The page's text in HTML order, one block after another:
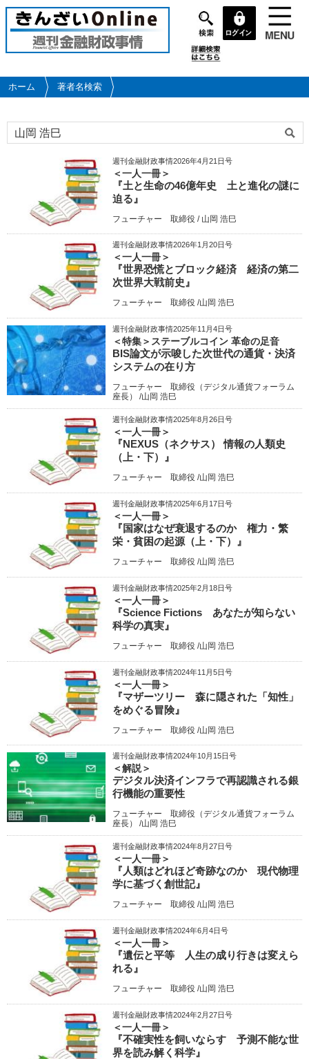
メ
イ
コ
ン
移
動
ホーム 著者名検索
週刊金融財政事情2026年4月21日号
＜一人一冊＞
『土と生命の46億年史 土と進化の謎に
迫る』
フューチャー 取締役 / 山岡 浩巳
週刊金融財政事情2026年1月20日号
＜一人一冊＞
『世界恐慌とブロック経済 経済の第二
次世界大戦前史』
フューチャー 取締役 /山岡 浩巳
週刊金融財政事情2025年11月4日号
＜特集＞ステーブルコイン 革命の足音
BIS論文が示唆した次世代の通貨・決済
システムの在り方
フューチャー 取締役（デジタル通貨フォーラム
座長） /山岡 浩巳
週刊金融財政事情2025年8月26日号
＜一人一冊＞
『NEXUS（ネクサス） 情報の人類史
（上・下）』
フューチャー 取締役 /山岡 浩巳
週刊金融財政事情2025年6月17日号
＜一人一冊＞
『国家はなぜ衰退するのか 権力・繁
栄・貧困の起源（上・下）』
フューチャー 取締役 /山岡 浩巳
週刊金融財政事情2025年2月18日号
＜一人一冊＞
『Science Fictions あなたが知らない
科学の真実』
フューチャー 取締役 /山岡 浩巳
週刊金融財政事情2024年11月5日号
＜一人一冊＞
『マザーツリー 森に隠された「知性」
をめぐる冒険』
フューチャー 取締役 /山岡 浩巳
週刊金融財政事情2024年10月15日号
＜解説＞
デジタル決済インフラで再認識される銀
行機能の重要性
フューチャー 取締役（デジタル通貨フォーラム
座長） /山岡 浩巳
週刊金融財政事情2024年8月27日号
＜一人一冊＞
『人類はどれほど奇跡なのか 現代物理
学に基づく創世記』
フューチャー 取締役 /山岡 浩巳
週刊金融財政事情2024年6月4日号
＜一人一冊＞
『遺伝と平等 人生の成り行きは変えら
れる』
フューチャー 取締役 /山岡 浩巳
週刊金融財政事情2024年2月27日号
＜一人一冊＞
『不確実性を飼いならす 予測不能な世
界を読み解く科学』